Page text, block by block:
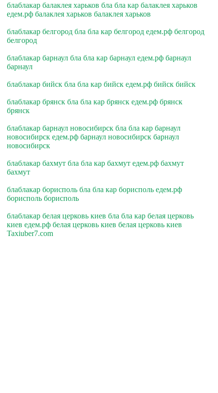
блаблакар балаклея харьков бла бла кар балаклея харьков
едем.рф балаклея харьков балаклея харьков
блаблакар белгород бла бла кар белгород едем.рф белгород
белгород
блаблакар барнаул бла бла кар барнаул едем.рф барнаул
барнаул
блаблакар бийск бла бла кар бийск едем.рф бийск бийск
блаблакар брянск бла бла кар брянск едем.рф брянск
брянск
блаблакар барнаул новосибирск бла бла кар барнаул
новосибирск едем.рф барнаул новосибирск барнаул
новосибирск
блаблакар бахмут бла бла кар бахмут едем.рф бахмут
бахмут
блаблакар борисполь бла бла кар борисполь едем.рф
борисполь борисполь
блаблакар белая церковь киев бла бла кар белая церковь
киев едем.рф белая церковь киев белая церковь киев
Taxiuber7.com